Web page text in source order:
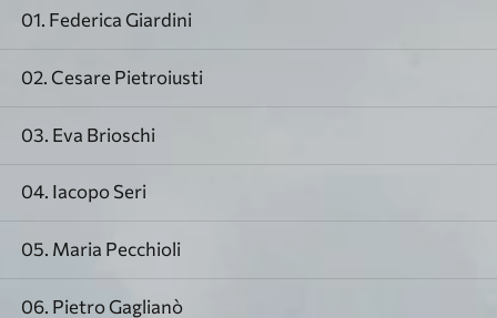
01. Federica Giardini
02. Cesare Pietroiusti
03. Eva Brioschi
04. Iacopo Seri
05. Maria Pecchioli
06. Pietro Gaglianò